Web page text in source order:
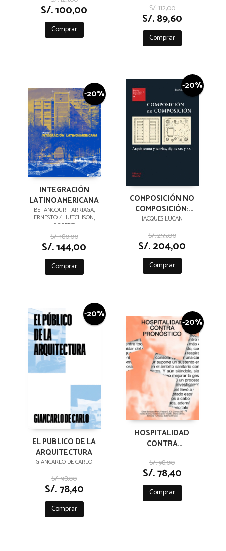
S/. 100,00
Comprar
S/. 112,00
S/. 89,60
Comprar
-20%
INTEGRACIÓN
LATINOAMERICANA
BETANCOURT ARRIAGA,
ERNESTO / HUTCHISON,
ROBERT
S/. 180,00
S/. 144,00
Comprar
-20%
COMPOSICIÓN NO
COMPOSICIÓN:
ARQUITECTURA Y
TEORÍAS, SIGLOS XIX
Y XX
JACQUES LUCAN
S/. 255,00
S/. 204,00
Comprar
-20%
EL PUBLICO DE LA
ARQUITECTURA
GIANCARLO DE CARLO
S/. 98,00
S/. 78,40
Comprar
-20%
HOSPITALIDAD
CONTRA
S/. 98,00
S/. 78,40
Comprar